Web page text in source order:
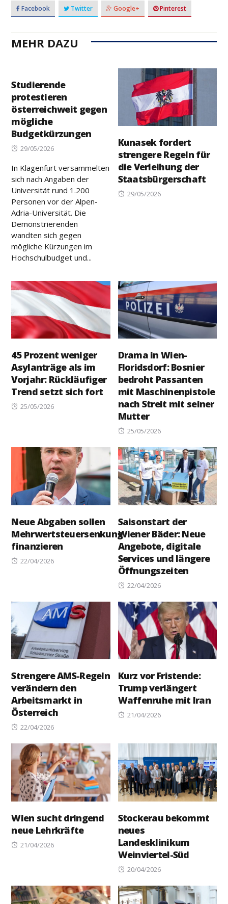
Facebook Twitter Google+ Pinterest
MEHR DAZU
Studierende
protestieren
österreichweit gegen
mögliche
Budgetkürzungen
Posted
29/05/2026
In Klagenfurt versammelten
sich nach Angaben der
Universität rund 1.200
Personen vor der Alpen-
Adria-Universität. Die
Demonstrierenden
wandten sich gegen
mögliche Kürzungen im
Hochschulbudget und...
Kunasek fordert
strengere Regeln für
die Verleihung der
Staatsbürgerschaft
Posted
29/05/2026
45 Prozent weniger
Asylanträge als im
Vorjahr: Rückläufiger
Trend setzt sich fort
Posted
25/05/2026
Drama in Wien-
Floridsdorf: Bosnier
bedroht Passanten
mit Maschinenpistole
nach Streit mit seiner
Mutter
Posted
25/05/2026
Neue Abgaben sollen
Mehrwertsteuersenkung
finanzieren
Posted
22/04/2026
Saisonstart der
Wiener Bäder: Neue
Angebote, digitale
Services und längere
Öffnungszeiten
Posted
22/04/2026
Strengere AMS-Regeln
verändern den
Arbeitsmarkt in
Österreich
Posted
22/04/2026
Kurz vor Fristende:
Trump verlängert
Waffenruhe mit Iran
Posted
21/04/2026
Wien sucht dringend
neue Lehrkräfte
Posted
21/04/2026
Stockerau bekommt
neues
Landesklinikum
Weinviertel-Süd
Posted
20/04/2026